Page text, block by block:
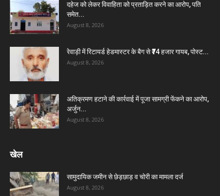
दहेज को लेकर विवाहिता को प्रताड़ित करने का आरोप, पति
समेत...
August 8, 2026
रेवाड़ी में रिटायर्ड हेडमास्टर के बैग से ₹74 हजार गायब, पोस्ट...
August 8, 2026
अतिक्रमण हटाने की कार्रवाई में पूजा सामग्री फेंकने का आरोप,
अर्जुन...
August 8, 2026
खेल
सामुदायिक जमीन से छेड़छाड़ व चोरी का मामला दर्ज
August 8, 2026